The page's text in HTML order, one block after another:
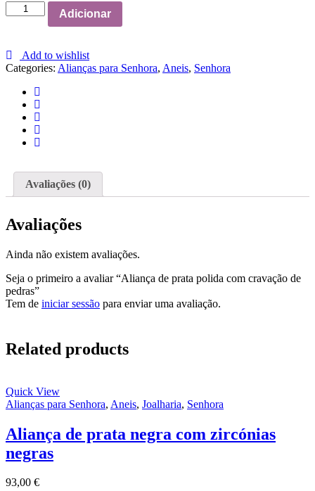
Aliança
de
com
cravação
pedras
quantity
Adicionar
Add to wishlist
Categories: Alianças para Senhora, Aneis, Senhora
Avaliações (0)
Avaliações
Ainda não existem avaliações.
Seja o primeiro a avaliar “Aliança de prata polida com cravação de
pedras”
Tem de iniciar sessão para enviar uma avaliação.
Related products
Quick View
Alianças para Senhora, Aneis, Joalharia, Senhora
Aliança de prata negra com zircónias
negras
93,00 €